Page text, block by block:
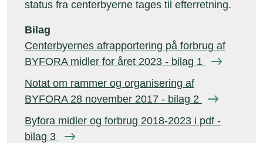
status fra centerbyerne tages til efterretning.
Bilag
Centerbyernes afrapportering på forbrug af
BYFORA midler for året 2023 - bilag 1
Notat om rammer og organisering af
BYFORA 28 november 2017 - bilag 2
Byfora midler og forbrug 2018-2023 i pdf -
bilag 3